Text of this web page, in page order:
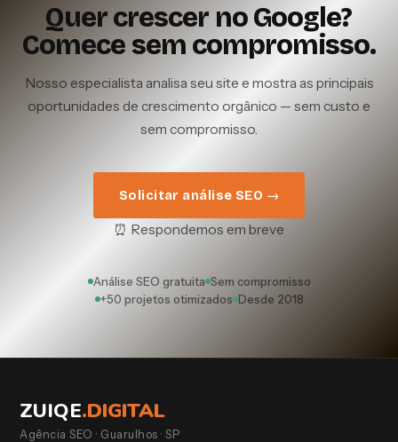
Quer crescer no Google?
Comece sem compromisso.
Nosso especialista analisa seu site e mostra as principais
oportunidades de crescimento orgânico — sem custo e
sem compromisso.
Solicitar análise SEO →
⏰ Respondemos em breve
Análise SEO gratuita Sem compromisso
+50 projetos otimizados Desde 2018
ZUIQE.DIGITAL
Agência SEO · Guarulhos · SP